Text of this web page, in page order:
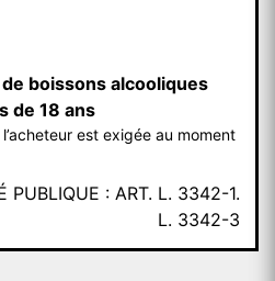
boissons alcooliques
de 18 ans
est exigée au moment
PUBLIQUE : ART. L. 3342-1.
L. 3342-3